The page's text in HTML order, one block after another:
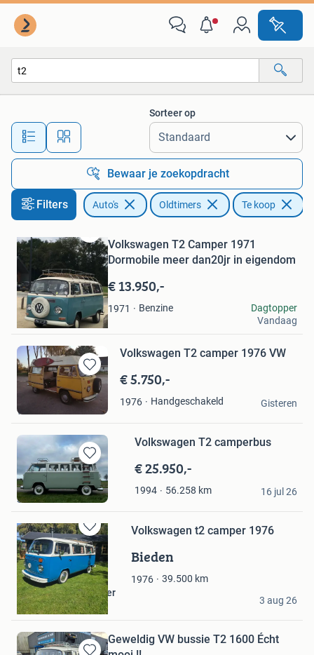
Alle afstanden…
Sorteer op
Bewaar je zoekopdracht
Filters Auto's Oldtimers Te koop
Bewaren
in
Mijn
Favorieten
Volkswagen T2 Camper 1971
Dormobile meer dan20jr in eigendom
€ 13.950,-
1971 Benzine
Shazz Nazz
Enkhuizen
Dagtopper
Vandaag
Bewaren
in
Mijn
Favorieten
Volkswagen T2 camper 1976 VW
€ 5.750,-
1976 Handgeschakeld
Wamel
Gisteren
Bewaren
Mijn
Favorieten
Volkswagen T2 camperbus
€ 25.950,-
1994 56.258 km
Y.Snieder
Sneek
16 jul 26
Bewaren
in
Mijn
Favorieten
Volkswagen t2 camper 1976
Bieden
1976 39.500 km
De Oltimer Liefhebber
Musselkanaal
3 aug 26
Geweldig VW bussie T2 1600 Écht